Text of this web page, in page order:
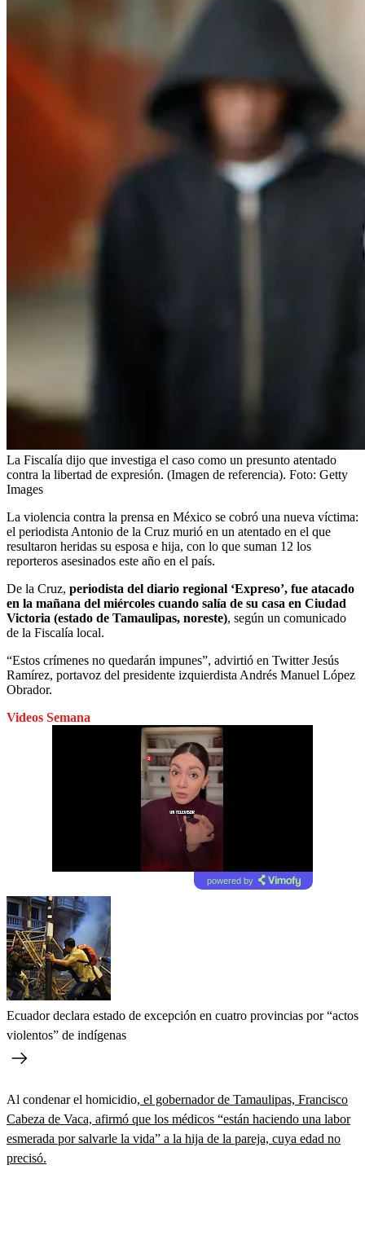
La Fiscalía dijo que investiga el caso como un presunto atentado
contra la libertad de expresión. (Imagen de referencia). Foto: Getty
Images
La violencia contra la prensa en México se cobró una nueva víctima:
el periodista Antonio de la Cruz murió en un atentado en el que
resultaron heridas su esposa e hija, con lo que suman 12 los
reporteros asesinados este año en el país.
De la Cruz, periodista del diario regional ‘Expreso’, fue atacado
en la mañana del miércoles cuando salía de su casa en Ciudad
Victoria (estado de Tamaulipas, noreste), según un comunicado
de la Fiscalía local.
“Estos crímenes no quedarán impunes”, advirtió en Twitter Jesús
Ramírez, portavoz del presidente izquierdista Andrés Manuel López
Obrador.
Videos Semana
powered by
Ecuador declara estado de excepción en cuatro provincias por “actos
violentos” de indígenas
Al condenar el homicidio, el gobernador de Tamaulipas, Francisco
Cabeza de Vaca, afirmó que los médicos “están haciendo una labor
esmerada por salvarle la vida” a la hija de la pareja, cuya edad no
precisó.